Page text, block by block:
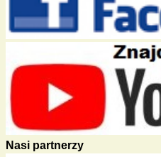
Nasi partnerzy